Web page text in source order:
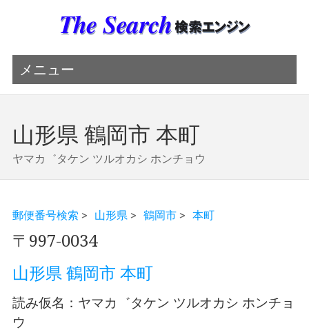
メニュー
山形県 鶴岡市 本町
ヤマカ゛タケン ツルオカシ ホンチョウ
郵便番号検索 > 山形県 > 鶴岡市> 本町
〒997-0034
山形県 鶴岡市 本町
読み仮名：ヤマカ゛タケン ツルオカシ ホンチョ
ウ